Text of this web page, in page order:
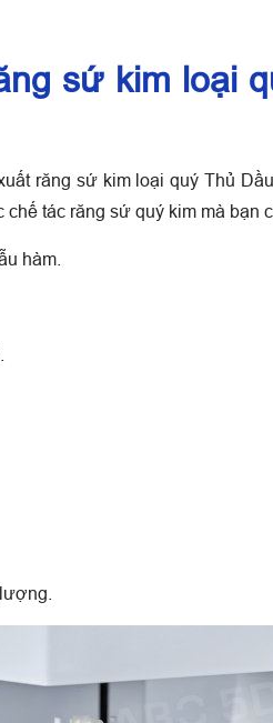
sứ kim loại
răng sứ kim loại quý Thủ
tác răng sứ quý kim mà bạn
hàm.